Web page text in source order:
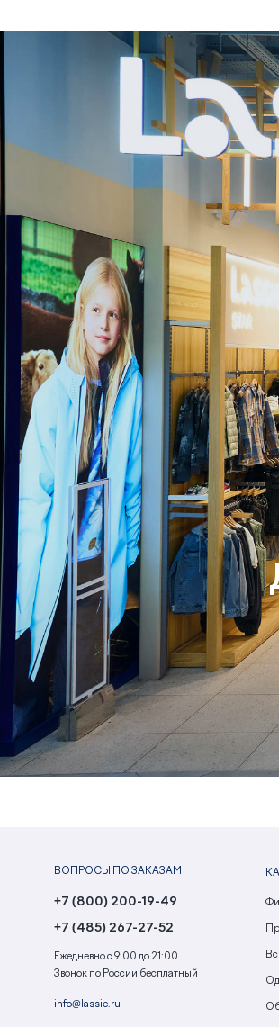
ВОПРОСЫ ПО ЗАКАЗАМ
+7 (800) 200-19-49
+7 (485) 267-27-52
Ежедневно с 9:00 до 21:00
Звонок по России бесплатный
info@lassie.ru